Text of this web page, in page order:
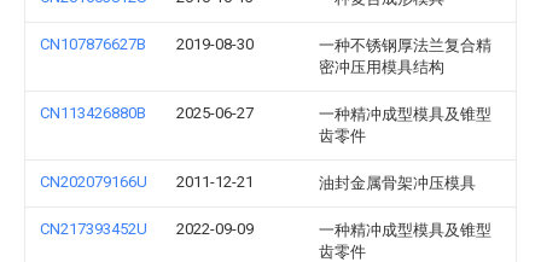
CN107876627B 2019-08-30
一种不锈钢厚法兰复合精
密冲压用模具结构
CN113426880B 2025-06-27
一种精冲成型模具及锥型
齿零件
CN202079166U 2011-12-21 油封金属骨架冲压模具
CN217393452U 2022-09-09
一种精冲成型模具及锥型
齿零件